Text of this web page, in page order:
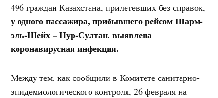
496 граждан Казахстана, прилетевших без справок,
у одного пассажира, прибывшего рейсом Шарм-
эль-Шейх – Нур-Султан, выявлена
коронавирусная инфекция.
Между тем, как сообщили в Комитете санитарно-
эпидемиологического контроля, 26 февраля на